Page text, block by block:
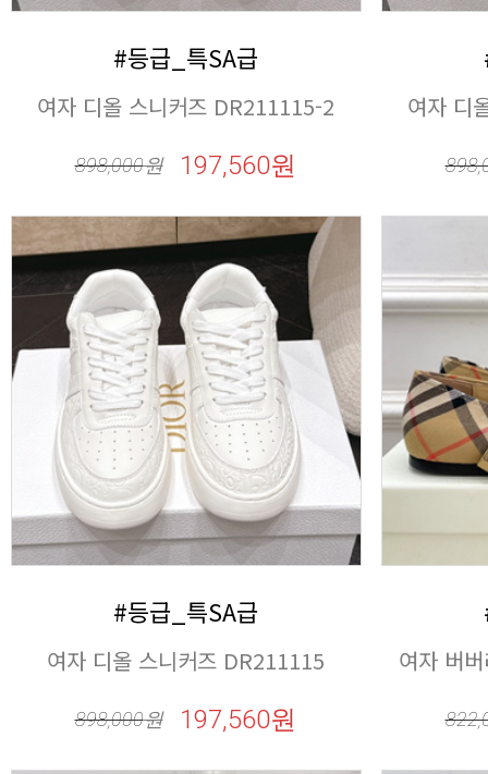
#등급_특SA급
여자 디올 스니커즈 DR211115-2
898,000원 197,560원
여자 디
#등급_특SA급
여자 디올 스니커즈 DR211115
898,000원 197,560원
여자 버